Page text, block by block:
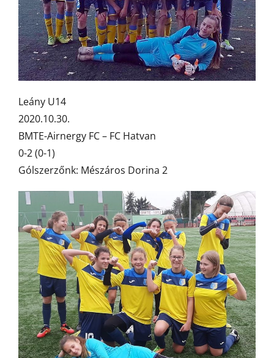
Leány U14
2020.10.30.
BMTE-Airnergy FC – FC Hatvan
0-2 (0-1)
Gólszerzőnk: Mészáros Dorina 2